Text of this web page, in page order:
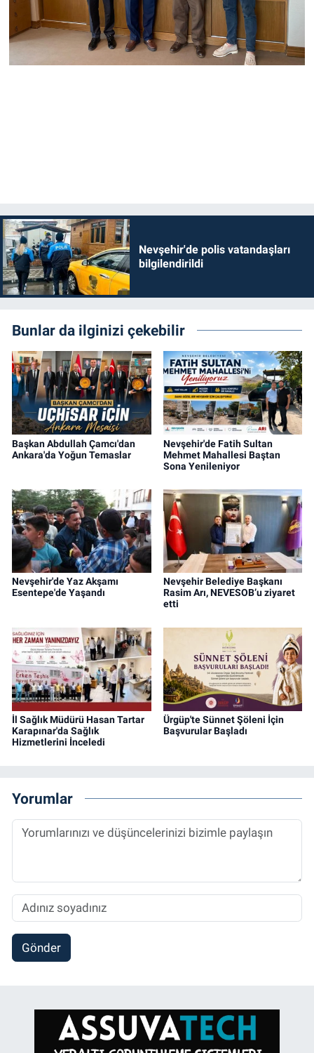
Nevşehir'de polis vatandaşları
bilgilendirildi
Bunlar da ilginizi çekebilir
Başkan Abdullah Çamcı'dan
Ankara'da Yoğun Temaslar
Nevşehir'de Fatih Sultan
Mehmet Mahallesi Baştan
Sona Yenileniyor
Nevşehir'de Yaz Akşamı
Esentepe'de Yaşandı
Nevşehir Belediye Başkanı
Rasim Arı, NEVESOB’u ziyaret
etti
İl Sağlık Müdürü Hasan Tartar
Karapınar'da Sağlık
Hizmetlerini İnceledi
Ürgüp'te Sünnet Şöleni İçin
Başvurular Başladı
Yorumlar
Gönder